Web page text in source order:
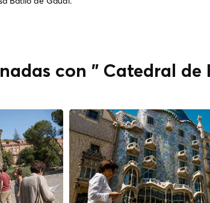
con " Catedral de